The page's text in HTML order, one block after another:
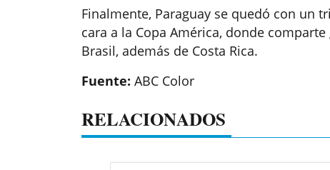
Finalmente, Paraguay se quedó con un
cara a la Copa América, donde
Brasil, además de Costa Rica.
Fuente: ABC Color
RELACIONADOS